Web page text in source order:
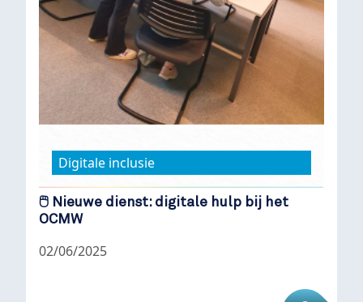
Digitale inclusie
🖱️ Nieuwe dienst: digitale hulp bij het
OCMW
02/06/2025